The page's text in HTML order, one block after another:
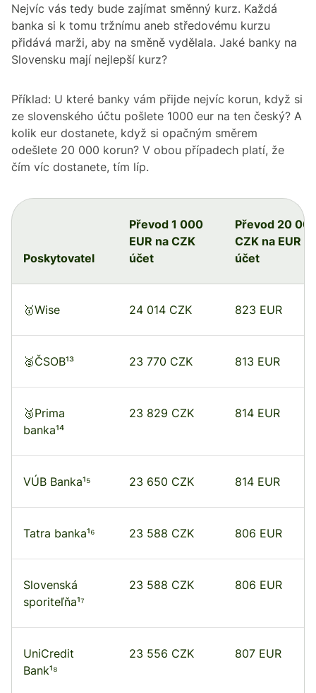
Nejvíc vás tedy bude zajímat směnný kurz. Každá
banka si k tomu tržnímu aneb středovému kurzu
přidává marži, aby na směně vydělala. Jaké banky na
Slovensku mají nejlepší kurz?
Příklad: U které banky vám přijde nejvíc korun, když si
ze slovenského účtu pošlete 1000 eur na ten český? A
kolik eur dostanete, když si opačným směrem
odešlete 20 000 korun? V obou případech platí, že
čím víc dostanete, tím líp.
Poskytovatel
Převod 1 000
EUR na CZK
účet
Převod 20
CZK na EUR
účet
🥇Wise 24 014 CZK 823 EUR
🥈ČSOB¹³ 23 770 CZK 813 EUR
🥉Prima
banka¹⁴
23 829 CZK 814 EUR
VÚB Banka¹⁵ 23 650 CZK 814 EUR
Tatra banka¹⁶ 23 588 CZK 806 EUR
Slovenská
sporiteľňa¹⁷
23 588 CZK 806 EUR
UniCredit
Bank¹⁸
23 556 CZK 807 EUR